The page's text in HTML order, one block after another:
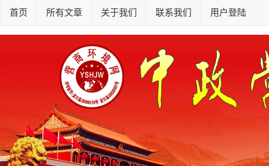
首页 所有文章 关于我们 联系我们 用户登陆